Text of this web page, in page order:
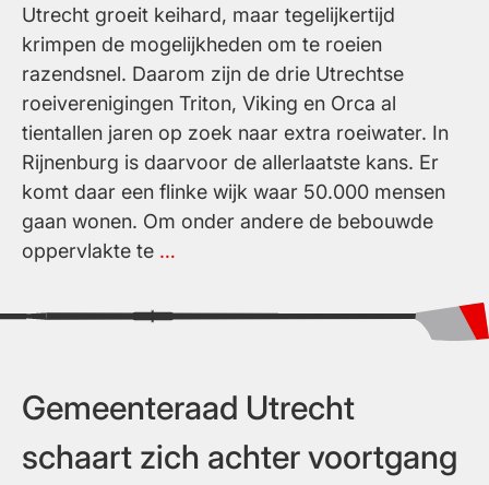
Utrecht groeit keihard, maar tegelijkertijd
krimpen de mogelijkheden om te roeien
razendsnel. Daarom zijn de drie Utrechtse
roeiverenigingen Triton, Viking en Orca al
tientallen jaren op zoek naar extra roeiwater. In
Rijnenburg is daarvoor de allerlaatste kans. Er
komt daar een flinke wijk waar 50.000 mensen
gaan wonen. Om onder andere de bebouwde
oppervlakte te …
wint
roei)sport
en
recreatie
Gemeenteraad Utrecht
schaart zich achter voortgang